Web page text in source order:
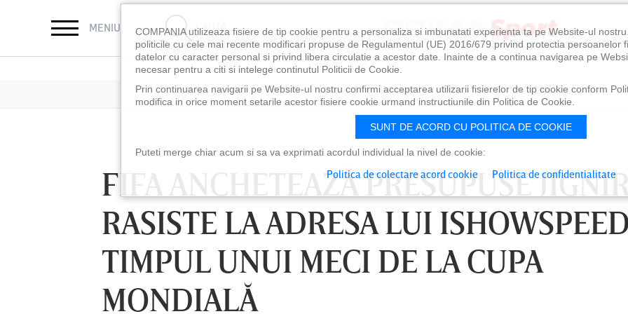
MENIU CAUTĂ
FIFA ANCHETEAZĂ PRESUPUSE JIGNIRI
RASISTE LA ADRESA LUI
TIMPUL UNUI MECI DE LA CUPA
MONDIALĂ
LUNI 10 AUG, 18:30 LUNI 10 AUG, 21:30
COMPANIA utilizeaza fisiere de tip cookie pentru a personaliza si imbunatati experienta ta pe Website-ul
politicile cu cele mai recente modificari propuse de Regulamentul (UE) 2016/679 privind protectia persoanelor
datelor cu caracter personal si privind libera circulatie a acestor date. Inainte de a continua navigarea pe
necesar pentru a citi si intelege continutul Politicii de Cookie.
Prin continuarea navigarii pe Website-ul nostru confirmi acceptarea utilizarii fisierelor de tip cookie conform
modifica in orice moment setarile acestor fisiere cookie urmand instructiunile din Politica de Cookie.
SUNT DE ACORD CU POLITICA DE COOKIE
Puteti merge chiar acum si sa va exprimati acordul individual la nivel de cookie:
Politica de colectare acord cookie Politica de confidentialitate